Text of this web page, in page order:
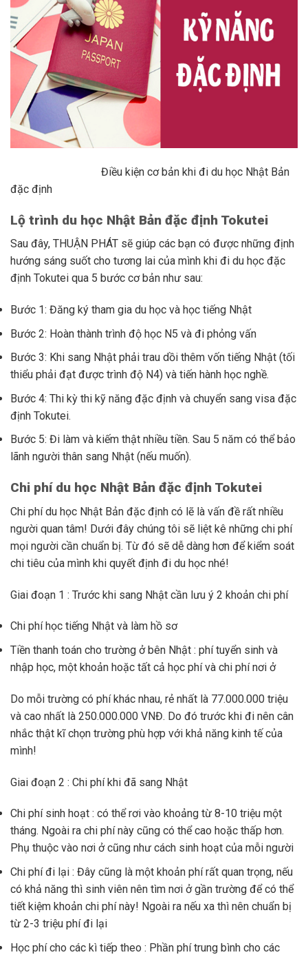
Điều kiện cơ bản khi đi du học Nhật Bản
đặc định
Lộ trình du học Nhật Bản đặc định Tokutei
Sau đây, THUẬN PHÁT sẽ giúp các bạn có được những định
hướng sáng suốt cho tương lai của mình khi đi du học đặc
định Tokutei qua 5 bước cơ bản như sau:
Bước 1: Đăng ký tham gia du học và học tiếng Nhật
Bước 2: Hoàn thành trình độ học N5 và đi phỏng vấn
Bước 3: Khi sang Nhật phải trau dồi thêm vốn tiếng Nhật (tối
thiểu phải đạt được trình độ N4) và tiến hành học nghề.
Bước 4: Thi kỳ thi kỹ năng đặc định và chuyển sang visa đặc
định Tokutei.
Bước 5: Đi làm và kiếm thật nhiều tiền. Sau 5 năm có thể bảo
lãnh người thân sang Nhật (nếu muốn).
Chi phí du học Nhật Bản đặc định Tokutei
Chi phí du học Nhật Bản đặc định có lẽ là vấn đề rất nhiều
người quan tâm! Dưới đây chúng tôi sẽ liệt kê những chi phí
mọi người cần chuẩn bị. Từ đó sẽ dễ dàng hơn để kiểm soát
chi tiêu của mình khi quyết định đi du học nhé!
Giai đoạn 1 : Trước khi sang Nhật cần lưu ý 2 khoản chi phí
Chi phí học tiếng Nhật và làm hồ sơ
Tiền thanh toán cho trường ở bên Nhật : phí tuyển sinh và
nhập học, một khoản hoặc tất cả học phí và chi phí nơi ở
Do mỗi trường có phí khác nhau, rẻ nhất là 77.000.000 triệu
và cao nhất là 250.000.000 VNĐ. Do đó trước khi đi nên cân
nhắc thật kĩ chọn trường phù hợp với khả năng kinh tế của
mình!
Giai đoạn 2 : Chi phí khi đã sang Nhật
Chi phí sinh hoạt : có thể rơi vào khoảng từ 8-10 triệu một
tháng. Ngoài ra chi phí này cũng có thể cao hoặc thấp hơn.
Phụ thuộc vào nơi ở cũng như cách sinh hoạt của mỗi người
Chi phí đi lại : Đây cũng là một khoản phí rất quan trọng, nếu
có khả năng thì sinh viên nên tìm nơi ở gần trường để có thể
tiết kiệm khoản chi phí này! Ngoài ra nếu xa thì nên chuẩn bị
từ 2-3 triệu phí đi lại
Học phí cho các kì tiếp theo : Phần phí trung bình cho các